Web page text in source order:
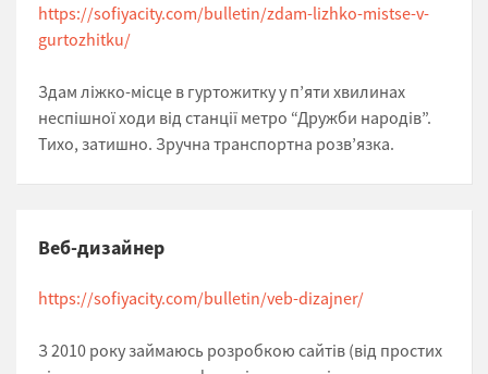
https://sofiyacity.com/bulletin/zdam-lizhko-mistse-v-
gurtozhitku/
Здам ліжко-місце в гуртожитку у п’яти хвилинах
неспішної ходи від станції метро “Дружби народів”.
Тихо, затишно. Зручна транспортна розв’язка.
Веб-дизайнер
https://sofiyacity.com/bulletin/veb-dizajner/
З 2010 року займаюсь розробкою сайтів (від простих